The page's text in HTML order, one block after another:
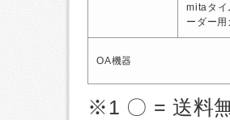
mitaタイ
ーダー
OA機器
※1 〇 = 送料